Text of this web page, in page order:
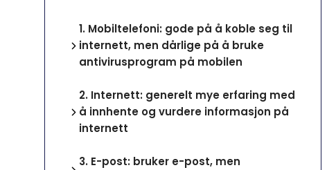
1. Mobiltelefoni: gode på å koble seg til
internett, men dårlige på å bruke
antivirusprogram på mobilen
2. Internett: generelt mye erfaring med
å innhente og vurdere informasjon på
internett
3. E-post: bruker e-post, men